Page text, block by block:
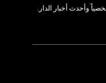
وأحدث أخبار الدار.